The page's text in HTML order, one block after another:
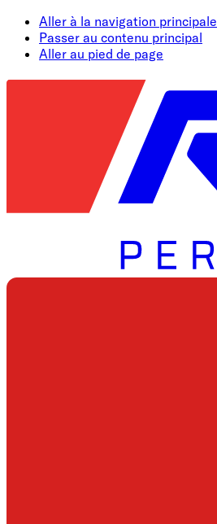
Aller à la navigation principale
Passer au contenu principal
Aller au pied de page